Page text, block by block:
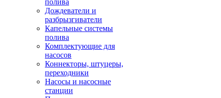
полива
Дождеватели и
разбрызгиватели
Капельные системы
полива
Комплектующие для
насосов
Коннекторы, штуцеры,
переходники
Насосы и насосные
станции